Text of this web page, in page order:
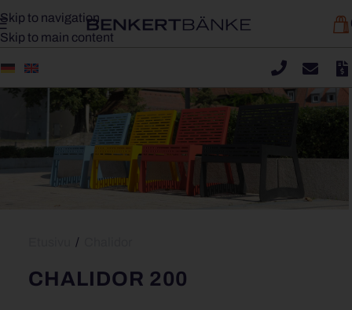
Skip to navigation
Skip to main content
/
CHALIDOR 200